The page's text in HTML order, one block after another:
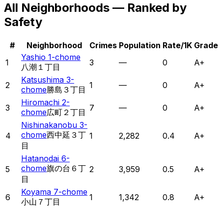
All Neighborhoods — Ranked by
Safety
# Neighborhood Crimes Population Rate/1K Grade
1
Yashio 1-chome
八潮１丁目
3 — 0 A+
2
Katsushima 3-
chome勝島３丁目 1 — 0 A+
3
Hiromachi 2-
chome広町２丁目 7 — 0 A+
4
Nishinakanobu 3-
chome西中延３丁
目
1 2,282 0.4 A+
5
Hatanodai 6-
chome旗の台６丁
目
2 3,959 0.5 A+
6
Koyama 7-chome
小山７丁目
1 1,342 0.8 A+